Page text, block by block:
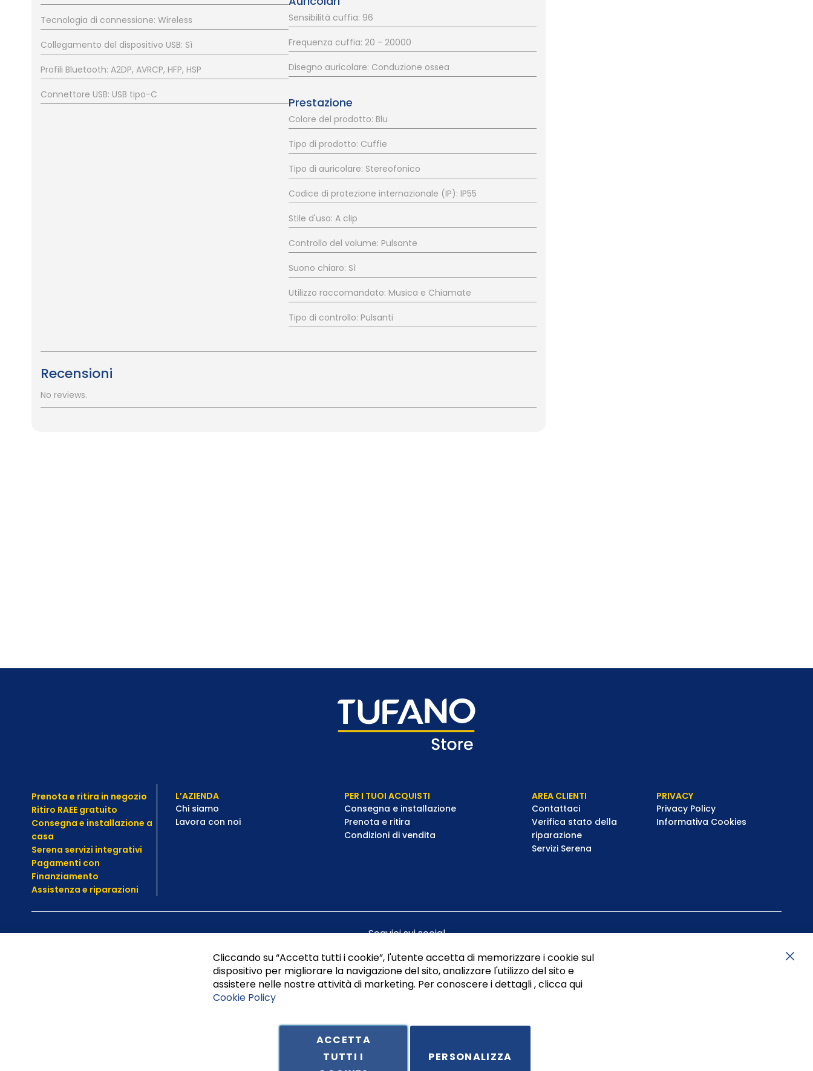
Tecnologia di connessione: Wireless
Collegamento del dispositivo USB: Sì
Profili Bluetooth: A2DP, AVRCP, HFP, HSP
Connettore USB: USB tipo-C
Sensibilità cuffia: 96
Frequenza cuffia: 20 - 20000
Disegno auricolare: Conduzione ossea
Prestazione
Colore del prodotto: Blu
Tipo di prodotto: Cuffie
Tipo di auricolare: Stereofonico
Codice di protezione internazionale (IP): IP55
Stile d'uso: A clip
Controllo del volume: Pulsante
Suono chiaro: Sì
Utilizzo raccomandato: Musica e Chiamate
Tipo di controllo: Pulsanti
Recensioni
No reviews.
Prenota e ritira in negozio
Ritiro RAEE gratuito
Consegna e installazione a
casa
Serena servizi integrativi
Pagamenti con
Finanziamento
Assistenza e riparazioni
L’AZIENDA
Chi siamo
Lavora con noi
PER I TUOI ACQUISTI
Consegna e installazione
Prenota e ritira
Condizioni di vendita
AREA CLIENTI
Contattaci
Verifica stato della
riparazione
Servizi Serena
PRIVACY
Privacy Policy
Informativa Cookies
Seguici sui social
Cliccando su “Accetta tutti i cookie”, l'utente accetta di memorizzare i cookie sul
dispositivo per migliorare la navigazione del sito, analizzare l'utilizzo del sito e
assistere nelle nostre attività di marketing. Per conoscere i dettagli , clicca qui
Cookie Policy
ACCETTA
TUTTI I
PERSONALIZZA